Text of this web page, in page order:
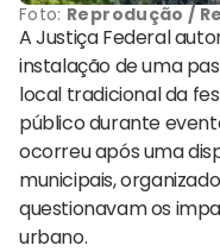
Foto: Reprodução /
A Justiça Federal
instalação de uma
local tradicional da
público durante
ocorreu após uma
municipais,
questionavam os
urbano.